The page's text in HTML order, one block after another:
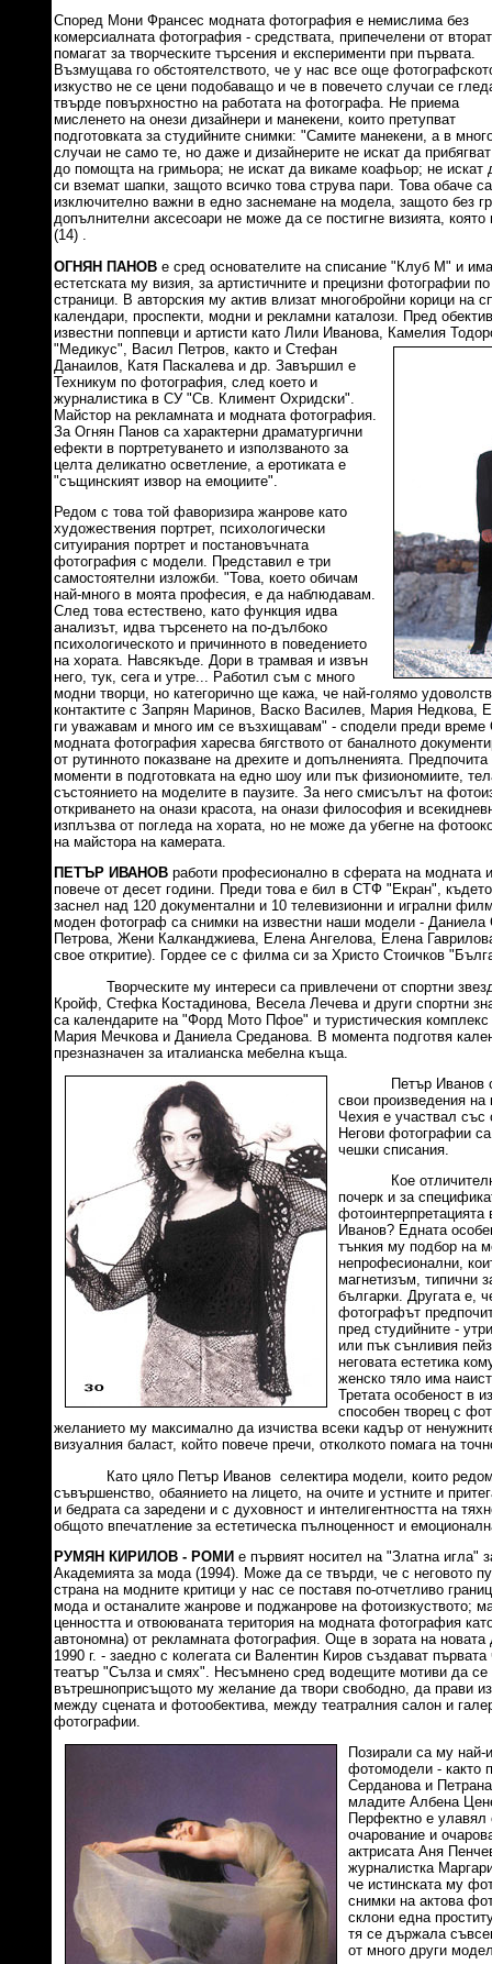
Според Мони Франсес модната фотография е немислима без
комерсиалната фотография - средствата, припечелени от
помагат за творческите търсения и експерименти при първата.
Възмущава го обстоятелството, че у нас все още
изкуство не се цени подобаващо и че в повечето случаи се
твърде повърхностно на работата на фотографа. Не приема
мисленето на онези дизайнери и манекени, които претупват
подготовката за студийните снимки: "Самите манекени, а в
случаи не само те, но даже и дизайнерите не искат да прибягват
до помощта на гримьора; не искат да викаме коафьор; не искат
си вземат шапки, защото всичко това струва пари. Това обаче
изключително важни в едно заснемане на модела, защото без
допълнителни аксесоари не може да се постигне визията, която
(14) .
ОГНЯН ПАНОВ е сред основателите на списание "Клуб М" и
естетската му визия, за артистичните и прецизни фотографии
страници. В авторския му актив влизат многобройни корици на
календари, проспекти, модни и рекламни каталози. Пред
известни поппевци и артисти като Лили Иванова, Камелия
"Медикус", Васил Петров, както и Стефан
Данаилов, Катя Паскалева и др. Завършил е
Техникум по фотография, след което и
журналистика в СУ "Св. Климент Охридски".
Майстор на рекламната и модната фотография.
За Огнян Панов са характерни драматургични
ефекти в портретуването и използваното за
целта деликатно осветление, а еротиката е
"същинският извор на емоциите".
Редом с това той фаворизира жанрове като
художествения портрет, психологически
ситуирания портрет и постановъчната
фотография с модели. Представил е три
самостоятелни изложби. "Това, което обичам
най-много в моята професия, е да наблюдавам.
След това естествено, като функция идва
анализът, идва търсенето на по-дълбоко
психологическото и причинното в поведението
на хората. Навсякъде. Дори в трамвая и извън
него, тук, сега и утре... Работил съм с много
модни творци, но категорично ще кажа, че най-голямо
контактите с Запрян Маринов, Васко Василев, Мария Недкова,
ги уважавам и много им се възхищавам" - сподели преди време
модната фотография харесва бягството от баналното
от рутинното показване на дрехите и допълненията.
моменти в подготовката на едно шоу или пък физиономиите,
състоянието на моделите в паузите. За него смисълът на
откриването на онази красота, на онази философия и
изплъзва от погледа на хората, но не може да убегне на
на майстора на камерата.
ПЕТЪР ИВАНОВ работи професионално в сферата на модната
повече от десет години. Преди това е бил в СТФ "Екран",
заснел над 120 документални и 10 телевизионни и игрални
моден фотограф са снимки на известни наши модели - Даниела
Петрова, Жени Калканджиева, Елена Ангелова, Елена
свое откритие). Гордее се с филма си за Христо Стоичков
Творческите му интереси са привлечени от спортни
Кройф, Стефка Костадинова, Весела Лечева и други спортни
са календарите на "Форд Мото Пфое" и туристическия
Мария Мечкова и Даниела Среданова. В момента подготвя
презназначен за италианска мебелна къща.
Петър Иванов се
свои произведения
Чехия е участвал със
Негови фотографии
чешки списания.
Кое
почерк и за
фотоинтерпретацията
Иванов? Едната
тънкия му подбор на
непрофесионални,
магнетизъм, типични
българки. Другата е,
фотографът
пред студийните -
или пък сънливия
неговата естетика
женско тяло има
Третата особеност в
способен творец с
желанието му максимално да изчиства всеки кадър от
визуалния баласт, който повече пречи, отколкото помага на
Като цяло Петър Иванов селектира модели, които редом
съвършенство, обаянието на лицето, на очите и устните и
и бедрата са заредени и с духовност и интелигентността на
общото впечатление за естетическа пълноценност и
РУМЯН КИРИЛОВ - РОМИ е първият носител на "Златна игла"
Академията за мода (1994). Може да се твърди, че с неговото
страна на модните критици у нас се поставя по-отчетливо
мода и останалите жанрове и поджанрове на фотоизкуството;
ценността и отвоюваната територия на модната фотография
автономна) от рекламната фотография. Още в зората на новата
1990 г. - заедно с колегата си Валентин Киров създават
театър "Сълза и смях". Несъмнено сред водещите мотиви да се
вътрешноприсъщото му желание да твори свободно, да прави
между сцената и фотообектива, между театралния салон и
фотографии.
Позирали са му най-
фотомодели - както
Серданова и
младите Албена
Перфектно е улавял
очарование и
актрисата Аня
журналистка
че истинската му
снимки на актова
склони една
тя се държала
от много други